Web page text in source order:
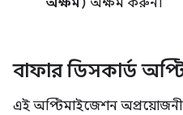
অক্ষম) অক্ষম করুন।
বাফার ডিসকার্ড
এই অপ্টিমাইজেশন